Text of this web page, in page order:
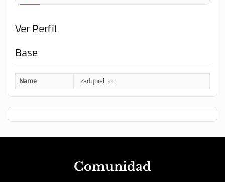
Ver Perfil
Base
Name zadquiel_cc
Comunidad